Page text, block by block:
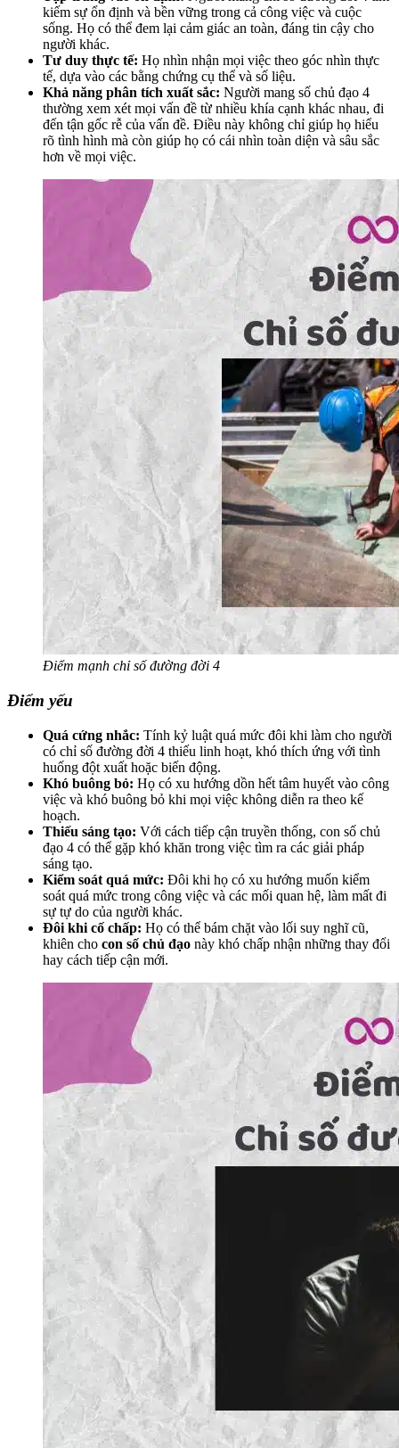
kiếm sự ổn định và bền vững trong cả công việc và cuộc
sống. Họ có thể đem lại cảm giác an toàn, đáng tin cậy cho
người khác.
Tư duy thực tế: Họ nhìn nhận mọi việc theo góc nhìn thực
tế, dựa vào các bằng chứng cụ thể và số liệu.
Khả năng phân tích xuất sắc: Người mang số chủ đạo 4
thường xem xét mọi vấn đề từ nhiều khía cạnh khác nhau, đi
đến tận gốc rễ của vấn đề. Điều này không chỉ giúp họ hiểu
rõ tình hình mà còn giúp họ có cái nhìn toàn diện và sâu sắc
hơn về mọi việc.
Điểm mạnh chỉ số đường đời 4
Điểm yếu
Quá cứng nhắc: Tính kỷ luật quá mức đôi khi làm cho người
có chỉ số đường đời 4 thiếu linh hoạt, khó thích ứng với tình
huống đột xuất hoặc biến động.
Khó buông bỏ: Họ có xu hướng dồn hết tâm huyết vào công
việc và khó buông bỏ khi mọi việc không diễn ra theo kế
hoạch.
Thiếu sáng tạo: Với cách tiếp cận truyền thống, con số chủ
đạo 4 có thể gặp khó khăn trong việc tìm ra các giải pháp
sáng tạo.
Kiểm soát quá mức: Đôi khi họ có xu hướng muốn kiểm
soát quá mức trong công việc và các mối quan hệ, làm mất đi
sự tự do của người khác.
Đôi khi cố chấp: Họ có thể bám chặt vào lối suy nghĩ cũ,
khiên cho con số chủ đạo này khó chấp nhận những thay đổi
hay cách tiếp cận mới.